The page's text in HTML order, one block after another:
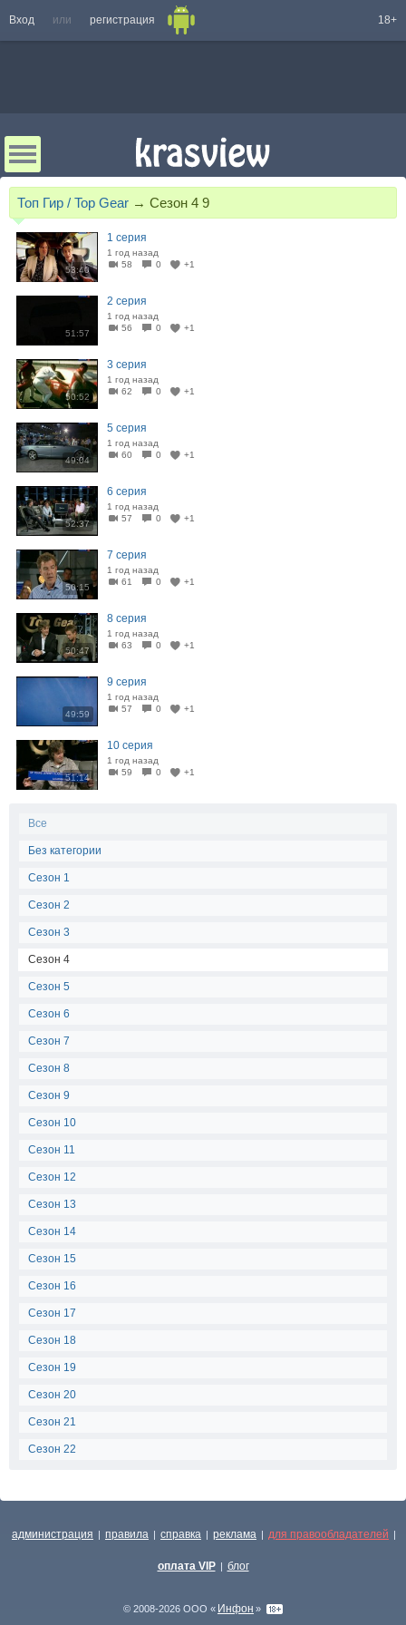
Вход или регистрация 18+
Топ Гир / Top Gear → Сезон 4 9
53:40
1 серия
1 год назад
58
0 +1
51:57
2 серия
1 год назад
56
0 +1
50:52
3 серия
1 год назад
62
0 +1
49:04
5 серия
1 год назад
60
0 +1
52:37
6 серия
1 год назад
57
0 +1
50:15
7 серия
1 год назад
61
0 +1
50:47
8 серия
1 год назад
63
0 +1
49:59
9 серия
1 год назад
57
0 +1
51:14
10 серия
1 год назад
59
0 +1
Все
Без категории
Сезон 1
Сезон 2
Сезон 3
Сезон 4
Сезон 5
Сезон 6
Сезон 7
Сезон 8
Сезон 9
Сезон 10
Сезон 11
Сезон 12
Сезон 13
Сезон 14
Сезон 15
Сезон 16
Сезон 17
Сезон 18
Сезон 19
Сезон 20
Сезон 21
Сезон 22
администрация | правила | справка | реклама | для правообладателей |
оплата VIP | блог
© 2008-2026 ООО « Инфон »